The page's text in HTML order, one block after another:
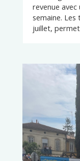
revenue
semaine.
juillet,